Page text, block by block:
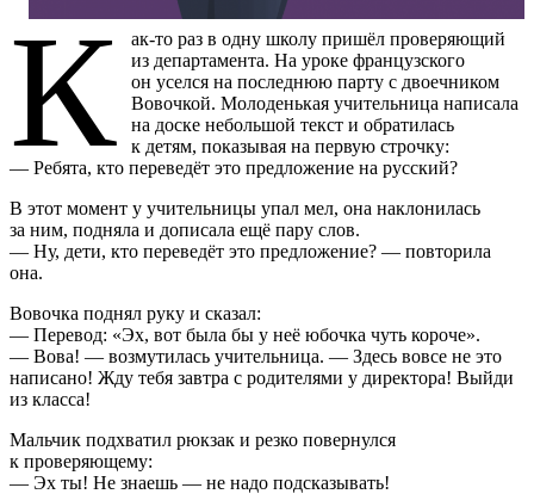
К
ак-то раз в одну школу пришёл проверяющий
из департамента. На уроке французского
он уселся на последнюю парту с двоечником
Вовочкой. Молоденькая учительница написала
на доске небольшой текст и обратилась
к детям, показывая на первую строчку:
— Ребята, кто переведёт это предложение на русский?
В этот момент у учительницы упал мел, она наклонилась
за ним, подняла и дописала ещё пару слов.
— Ну, дети, кто переведёт это предложение? — повторила
она.
Вовочка поднял руку и сказал:
— Перевод: «Эх, вот была бы у неё юбочка чуть короче».
— Вова! — возмутилась учительница. — Здесь вовсе не это
написано! Жду тебя завтра с родителями у директора! Выйди
из класса!
Мальчик подхватил рюкзак и резко повернулся
к проверяющему:
— Эх ты! Не знаешь — не надо подсказывать!